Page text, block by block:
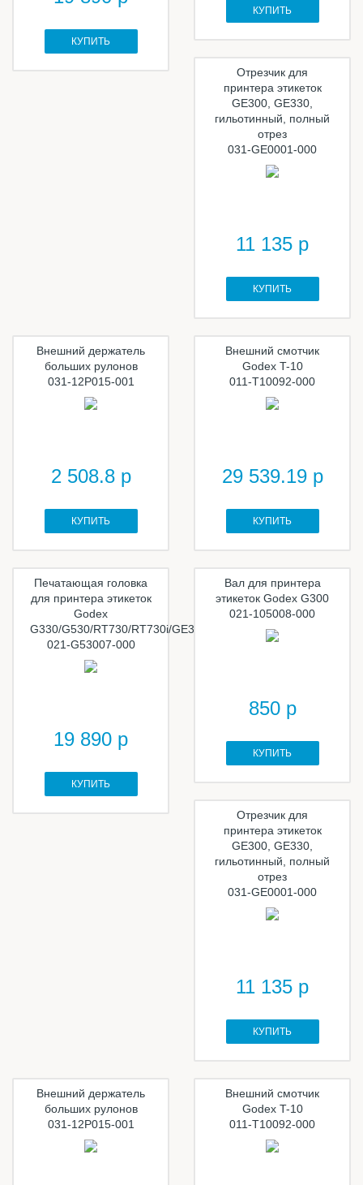
КУПИТЬ
КУПИТЬ
Отрезчик для
принтера этикеток
GE300, GE330,
гильотинный, полный
отрез
031-GE0001-000
11 135 р
КУПИТЬ
Внешний держатель
больших рулонов
031-12P015-001
2 508.8 р
КУПИТЬ
Внешний смотчик
Godex T-10
011-T10092-000
29 539.19 р
КУПИТЬ
Печатающая головка
для принтера этикеток
Godex
G330/G530/RT730/RT730i/GE330
021-G53007-000
19 890 р
КУПИТЬ
Вал для принтера
этикеток Godex G300
021-105008-000
850 р
КУПИТЬ
Отрезчик для
принтера этикеток
GE300, GE330,
гильотинный, полный
отрез
031-GE0001-000
11 135 р
КУПИТЬ
Внешний держатель
больших рулонов
031-12P015-001
Внешний смотчик
Godex T-10
011-T10092-000